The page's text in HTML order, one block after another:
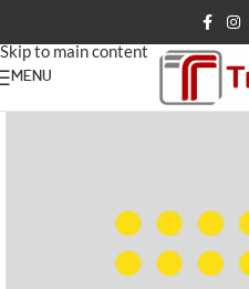
Skip to main content
MENU
მთავარი უსინათლოთა